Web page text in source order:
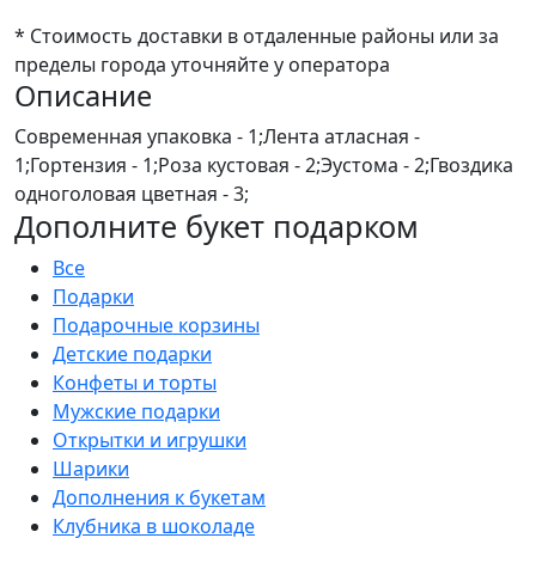
* Стоимость доставки в отдаленные районы или за
пределы города уточняйте у оператора
Описание
Современная упаковка - 1;Лента атласная -
1;Гортензия - 1;Роза кустовая - 2;Эустома - 2;Гвоздика
одноголовая цветная - 3;
Дополните букет подарком
Все
Подарки
Подарочные корзины
Детские подарки
Конфеты и торты
Мужские подарки
Открытки и игрушки
Шарики
Дополнения к букетам
Клубника в шоколаде